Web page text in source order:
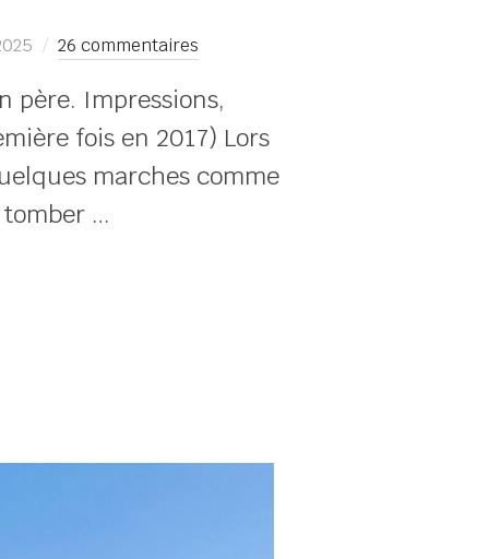
26 commentaires
père. Impressions,
fois en 2017) Lors
marches comme
…